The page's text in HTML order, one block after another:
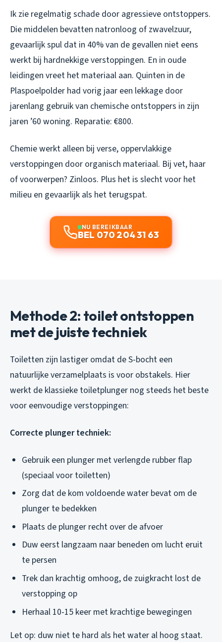
Ik zie regelmatig schade door agressieve ontstoppers.
Die middelen bevatten natronloog of zwavelzuur,
gevaarlijk spul dat in 40% van de gevallen niet eens
werkt bij hardnekkige verstoppingen. En in oude
leidingen vreet het materiaal aan. Quinten in de
Plaspoelpolder had vorig jaar een lekkage door
jarenlang gebruik van chemische ontstoppers in zijn
jaren ’60 woning. Reparatie: €800.
Chemie werkt alleen bij verse, oppervlakkige
verstoppingen door organisch materiaal. Bij vet, haar
of voorwerpen? Zinloos. Plus het is slecht voor het
milieu en gevaarlijk als het terugspat.
NU BEREIKBAAR
BEL 070 204 31 63
Methode 2: toilet ontstoppen
met de juiste techniek
Toiletten zijn lastiger omdat de S-bocht een
natuurlijke verzamelplaats is voor obstakels. Hier
werkt de klassieke toiletplunger nog steeds het beste
voor eenvoudige verstoppingen:
Correcte plunger techniek:
Gebruik een plunger met verlengde rubber flap
(speciaal voor toiletten)
Zorg dat de kom voldoende water bevat om de
plunger te bedekken
Plaats de plunger recht over de afvoer
Duw eerst langzaam naar beneden om lucht eruit
te persen
Trek dan krachtig omhoog, de zuigkracht lost de
verstopping op
Herhaal 10-15 keer met krachtige bewegingen
Let op: duw niet te hard als het water al hoog staat.